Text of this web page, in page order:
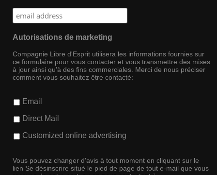
Autorisations de marketing
Compagnie Libre d'Esprit utilisera les informations fournies sur
ce formulaire pour vous contacter et vous transmettre des mises
à jour ainsi qu'à des fins commerciales. Merci de nous préciser
comment vous souhaitez être contacté:
Email
Direct Mail
Customized online advertising
Vous pouvez changer d'avis à tout moment en cliquant sur le
lien Se désinscrire situé le pied de page de tout e-mail que vous